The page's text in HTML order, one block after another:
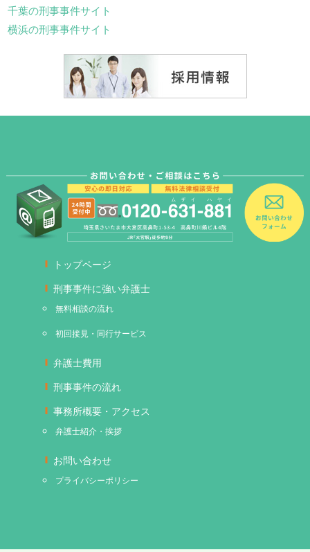
千葉の刑事事件サイト
横浜の刑事事件サイト
トップページ
刑事事件に強い弁護士
無料相談の流れ
初回接見・同行サービス
弁護士費用
刑事事件の流れ
事務所概要・アクセス
弁護士紹介・挨拶
お問い合わせ
プライバシーポリシー